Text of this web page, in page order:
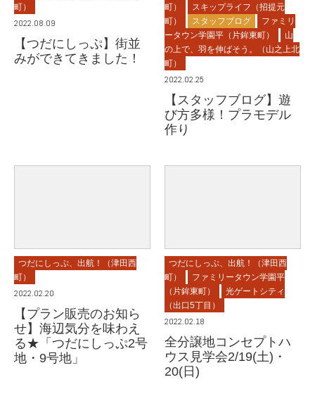
町）
2022.08.09
【つだにしっぷ】街並
みができてきました！
町）
スキップライフ（招提元
町）
スタッフブログ
ファミリ
ータウン学園平（片鉾東町）
山
の上で、羽を伸ばそう。（山之上北
町）
2022.02.25
【スタッフブログ】遊
び方多様！プラモデル
作り
つだにしっぷ、出航！（津田西
町）
2022.02.20
【プラン販売のお知ら
せ】海辺気分を味わえ
る★「つだにしっぷ2号
地・9号地」
つだにしっぷ、出航！（津田西
町）
ファミリータウン学園平
（片鉾東町）
光ゲートシティ
（出口5丁目）
2022.02.18
全分譲地コンセプトハ
ウス見学会2/19(土)・
20(日)